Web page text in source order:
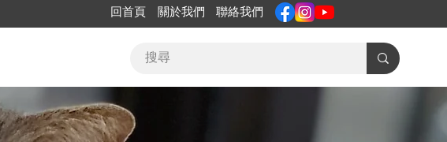
回首頁 關於我們 聯絡我們